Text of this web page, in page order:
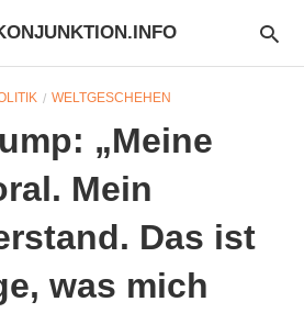
WELTGESCHEHEN
„Meine
Mein
Das ist
was mich